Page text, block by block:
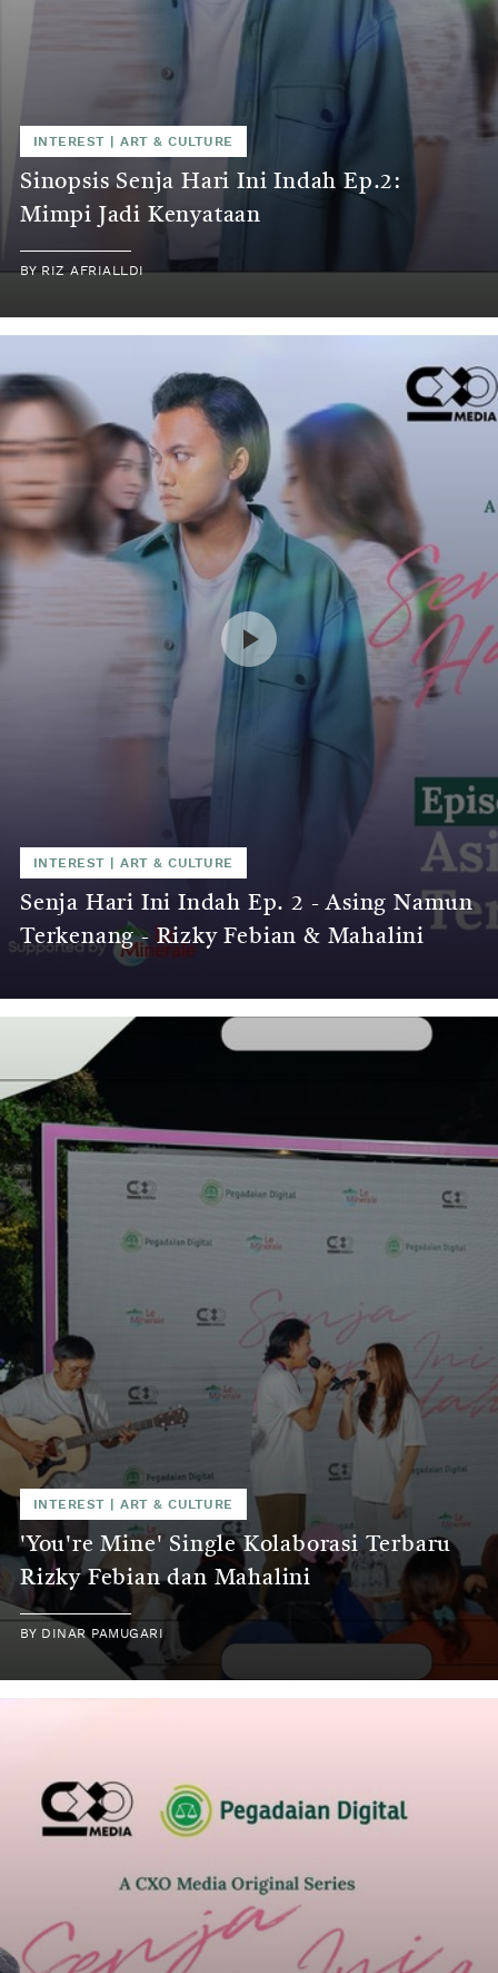
INTEREST |ART & CULTURE
Sinopsis Senja Hari Ini Indah Ep.2:
Mimpi Jadi Kenyataan
BYRIZ AFRIALLDI
INTEREST |ART & CULTURE
Senja Hari Ini Indah Ep. 2 - Asing Namun
Terkenang - Rizky Febian & Mahalini
INTEREST |ART & CULTURE
'You're Mine' Single Kolaborasi Terbaru
Rizky Febian dan Mahalini
BY DINAR PAMUGARI